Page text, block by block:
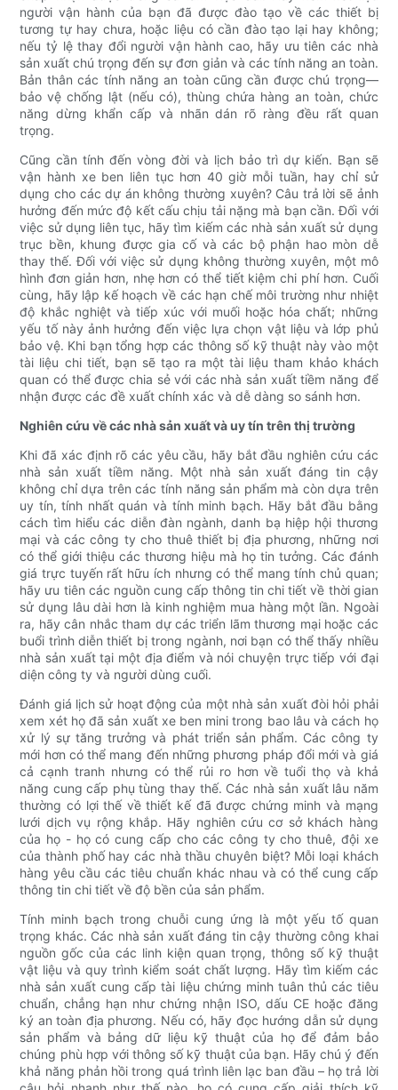
người vận hành của bạn đã được đào tạo về các thiết bị
tương tự hay chưa, hoặc liệu có cần đào tạo lại hay không;
nếu tỷ lệ thay đổi người vận hành cao, hãy ưu tiên các nhà
sản xuất chú trọng đến sự đơn giản và các tính năng an toàn.
Bản thân các tính năng an toàn cũng cần được chú trọng—
bảo vệ chống lật (nếu có), thùng chứa hàng an toàn, chức
năng dừng khẩn cấp và nhãn dán rõ ràng đều rất quan
trọng.
Cũng cần tính đến vòng đời và lịch bảo trì dự kiến. Bạn sẽ
vận hành xe ben liên tục hơn 40 giờ mỗi tuần, hay chỉ sử
dụng cho các dự án không thường xuyên? Câu trả lời sẽ ảnh
hưởng đến mức độ kết cấu chịu tải nặng mà bạn cần. Đối với
việc sử dụng liên tục, hãy tìm kiếm các nhà sản xuất sử dụng
trục bền, khung được gia cố và các bộ phận hao mòn dễ
thay thế. Đối với việc sử dụng không thường xuyên, một mô
hình đơn giản hơn, nhẹ hơn có thể tiết kiệm chi phí hơn. Cuối
cùng, hãy lập kế hoạch về các hạn chế môi trường như nhiệt
độ khắc nghiệt và tiếp xúc với muối hoặc hóa chất; những
yếu tố này ảnh hưởng đến việc lựa chọn vật liệu và lớp phủ
bảo vệ. Khi bạn tổng hợp các thông số kỹ thuật này vào một
tài liệu chi tiết, bạn sẽ tạo ra một tài liệu tham khảo khách
quan có thể được chia sẻ với các nhà sản xuất tiềm năng để
nhận được các đề xuất chính xác và dễ dàng so sánh hơn.
Nghiên cứu về các nhà sản xuất và uy tín trên thị trường
Khi đã xác định rõ các yêu cầu, hãy bắt đầu nghiên cứu các
nhà sản xuất tiềm năng. Một nhà sản xuất đáng tin cậy
không chỉ dựa trên các tính năng sản phẩm mà còn dựa trên
uy tín, tính nhất quán và tính minh bạch. Hãy bắt đầu bằng
cách tìm hiểu các diễn đàn ngành, danh bạ hiệp hội thương
mại và các công ty cho thuê thiết bị địa phương, những nơi
có thể giới thiệu các thương hiệu mà họ tin tưởng. Các đánh
giá trực tuyến rất hữu ích nhưng có thể mang tính chủ quan;
hãy ưu tiên các nguồn cung cấp thông tin chi tiết về thời gian
sử dụng lâu dài hơn là kinh nghiệm mua hàng một lần. Ngoài
ra, hãy cân nhắc tham dự các triển lãm thương mại hoặc các
buổi trình diễn thiết bị trong ngành, nơi bạn có thể thấy nhiều
nhà sản xuất tại một địa điểm và nói chuyện trực tiếp với đại
diện công ty và người dùng cuối.
Đánh giá lịch sử hoạt động của một nhà sản xuất đòi hỏi phải
xem xét họ đã sản xuất xe ben mini trong bao lâu và cách họ
xử lý sự tăng trưởng và phát triển sản phẩm. Các công ty
mới hơn có thể mang đến những phương pháp đổi mới và giá
cả cạnh tranh nhưng có thể rủi ro hơn về tuổi thọ và khả
năng cung cấp phụ tùng thay thế. Các nhà sản xuất lâu năm
thường có lợi thế về thiết kế đã được chứng minh và mạng
lưới dịch vụ rộng khắp. Hãy nghiên cứu cơ sở khách hàng
của họ - họ có cung cấp cho các công ty cho thuê, đội xe
của thành phố hay các nhà thầu chuyên biệt? Mỗi loại khách
hàng yêu cầu các tiêu chuẩn khác nhau và có thể cung cấp
thông tin chi tiết về độ bền của sản phẩm.
Tính minh bạch trong chuỗi cung ứng là một yếu tố quan
trọng khác. Các nhà sản xuất đáng tin cậy thường công khai
nguồn gốc của các linh kiện quan trọng, thông số kỹ thuật
vật liệu và quy trình kiểm soát chất lượng. Hãy tìm kiếm các
nhà sản xuất cung cấp tài liệu chứng minh tuân thủ các tiêu
chuẩn, chẳng hạn như chứng nhận ISO, dấu CE hoặc đăng
ký an toàn địa phương. Nếu có, hãy đọc hướng dẫn sử dụng
sản phẩm và bảng dữ liệu kỹ thuật của họ để đảm bảo
chúng phù hợp với thông số kỹ thuật của bạn. Hãy chú ý đến
khả năng phản hồi trong quá trình liên lạc ban đầu – họ trả lời